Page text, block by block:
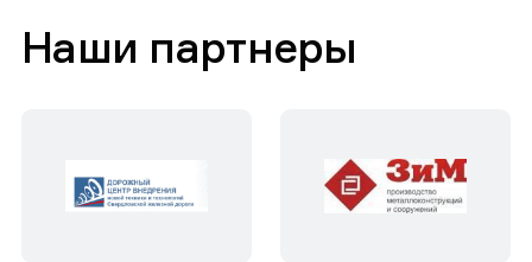
Наши партнеры